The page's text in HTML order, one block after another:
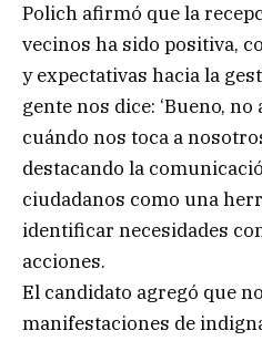
Polich afirmó que la
vecinos ha sido positiva,
y expectativas hacia la
gente nos dice: ‘Bueno,
cuándo nos toca a
destacando la
ciudadanos como una
identificar necesidades
acciones.
El candidato agregó que
manifestaciones de